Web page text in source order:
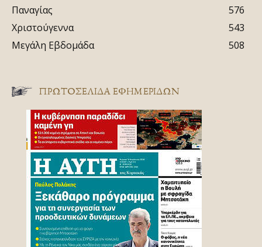
Παναγίας
576
Χριστούγεννα
543
Μεγάλη Εβδομάδα
508
ΠΡΩΤΟΣΈΛΙΔΑ ΕΦΗΜΕΡΊΔΩΝ